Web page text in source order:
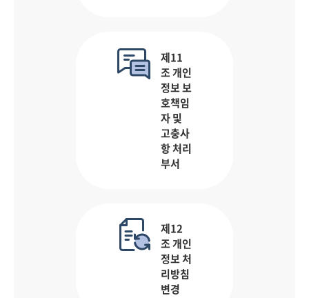
제11
조 개인
정보 보
호책임
자 및
고충사
항 처리
부서
제12
조 개인
정보 처
리방침
변경